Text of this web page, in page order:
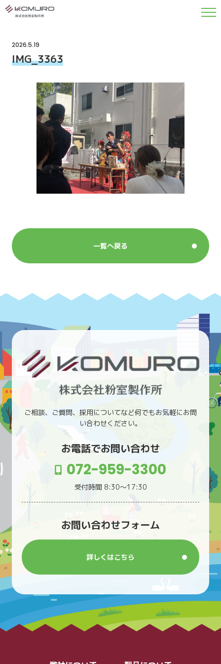
2026.5.19
IMG_3363
一覧へ戻る
ご相談、ご質問、採用についてなど何でもお気軽にお問
い合わせください。
お電話でお問い合わせ
072-959-3300
受付時間 8:30〜17:30
お問い合わせフォーム
詳しくはこちら